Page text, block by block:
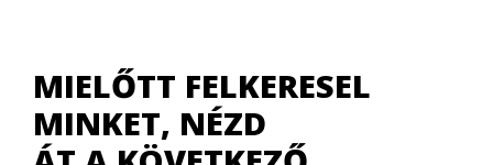
MIELŐTT FELKERESEL
MINKET, NÉZD